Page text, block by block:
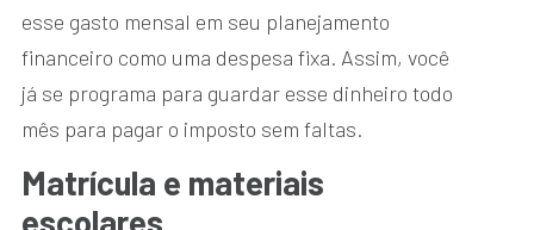
esse gasto mensal em seu planejamento
financeiro como uma despesa fixa. Assim, você
já se programa para guardar esse dinheiro todo
mês para pagar o imposto sem faltas.
Matrícula e materiais
escolares